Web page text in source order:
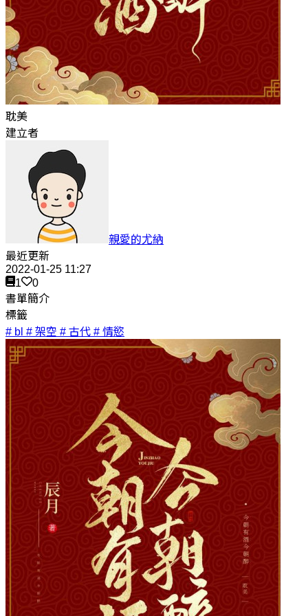
耽美
建立者
親愛的尤納
最近更新
2022-01-25 11:27
1
0
書單簡介
標籤
# bl # 架空 # 古代 # 情慾